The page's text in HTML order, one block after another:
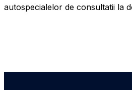
autospecialelor de consultatii la